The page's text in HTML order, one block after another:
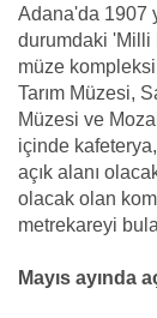
Adana'da 1907
durumdaki 'Milli
müze
Tarım Müzesi,
Müzesi ve
içinde
açık alanı
olacak olan
metrekareyi
Mayıs ayında